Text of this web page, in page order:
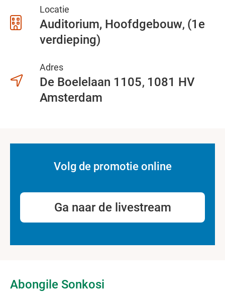
Locatie
Auditorium, Hoofdgebouw (1e
verdieping)
Adres
De Boelelaan 1105 1081 HV
Amsterdam
Volg de promotie online
Ga naar de livestream
Abongile Sonkosi